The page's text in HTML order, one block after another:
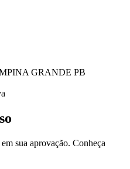
GRANDE PB
sua aprovação. Conheça